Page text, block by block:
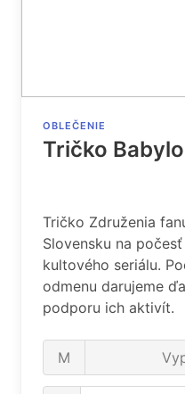
OBLEČENIE
Tričko
Tričko Združenia
Slovensku na
kultového seriálu.
odmenu darujeme
podporu ich aktivít.
M